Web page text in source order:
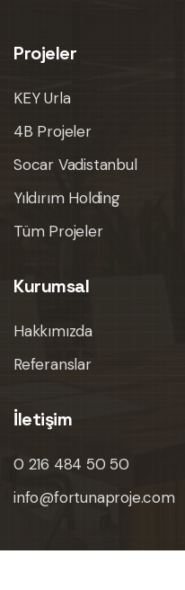
Projeler
KEY Urla
4B Projeler
Socar Vadistanbul
Yıldırım Holding
Tüm Projeler
Kurumsal
Hakkımızda
Referanslar
İletişim
0 216 484 50 50
info@fortunaproje.com